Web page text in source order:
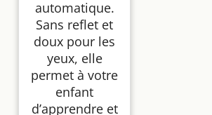
automatique.
Sans reflet et
doux pour les
yeux, elle
permet à votre
enfant
d’apprendre et